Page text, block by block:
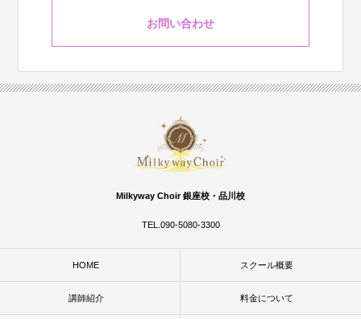
お問い合わせ
Milkyway Choir 銀座校・品川校
TEL.090-5080-3300
HOME スクール概要
講師紹介 料金について